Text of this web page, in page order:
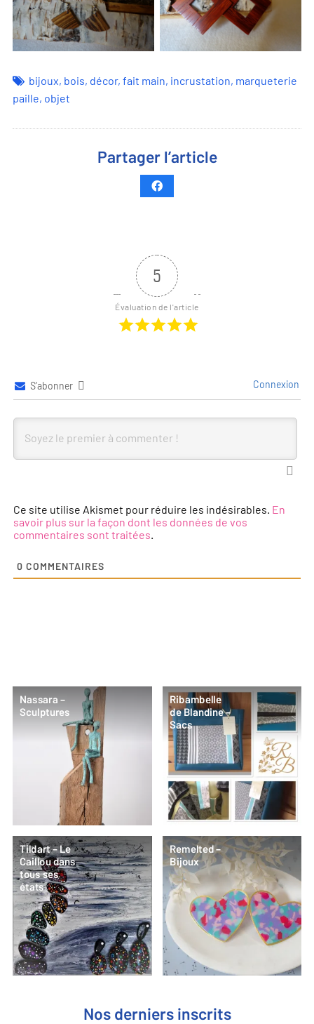
bijoux, bois, décor,fait main, incrustation, marqueterie
paille, objet
Partager l’article
5
Évaluation de l'article
S’abonner Connexion
Ce site utilise Akismet pour réduire les indésirables. En
savoir plus sur la façon dont les données de vos
commentaires sont traitées.
0 COMMENTAIRES
Nassara –
Sculptures
Ribambelle
de Blandine –
Sacs
Tildart – Le
Caillou dans
tous ses
états
Remelted –
Bijoux
Nos derniers inscrits